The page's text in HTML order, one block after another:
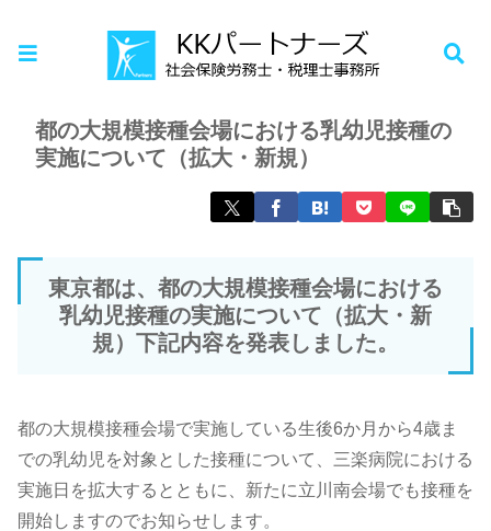
お知らせ
都の大規模接種会場における乳幼児接種の
実施について（拡大・新規）
東京都は、都の大規模接種会場における
乳幼児接種の実施について（拡大・新
規）下記内容を発表しました。
都の大規模接種会場で実施している生後6か月から4歳ま
での乳幼児を対象とした接種について、三楽病院における
実施日を拡大するとともに、新たに立川南会場でも接種を
開始しますのでお知らせします。